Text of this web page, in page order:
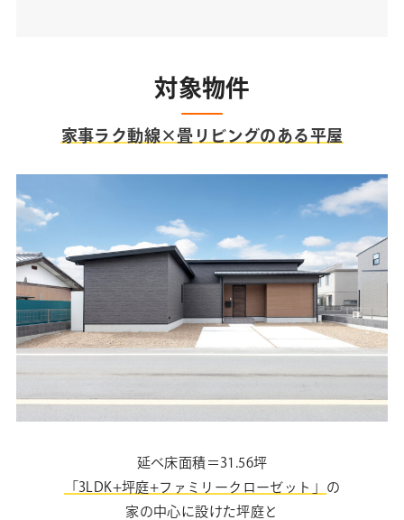
対象物件
家事ラク動線×畳リビングのある平屋
延べ床面積＝31.56坪
「3LDK+坪庭+ファミリークローゼット」
の
家の中心に設けた坪庭と